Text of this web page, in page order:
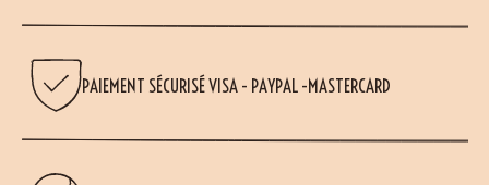
PAIEMENT SÉCURISÉ VISA - PAYPAL -MASTERCARD